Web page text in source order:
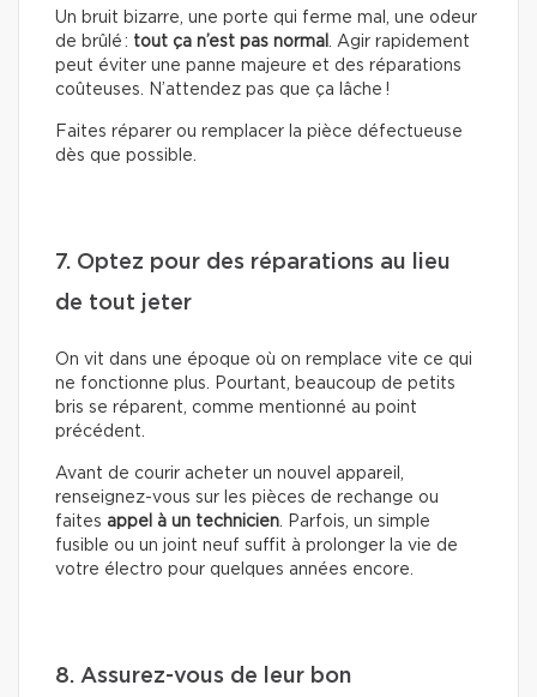
Un bruit bizarre, une porte qui ferme mal, une odeur
de brûlé : tout ça n’est pas normal
. Agir rapidement
peut éviter une panne majeure et des réparations
coûteuses. N’attendez pas que ça lâche !
Faites réparer ou remplacer la pièce défectueuse
dès que possible.
7. Optez pour des réparations au lieu
de tout jeter
On vit dans une époque où on remplace vite ce qui
ne fonctionne plus. Pourtant, beaucoup de petits
bris se réparent, comme mentionné au point
précédent.
Avant de courir acheter un nouvel appareil,
renseignez-vous sur les pièces de rechange ou
faites appel à un technicien . Parfois, un simple
fusible ou un joint neuf suffit à prolonger la vie de
votre électro pour quelques années encore.
8. Assurez-vous de leur bon